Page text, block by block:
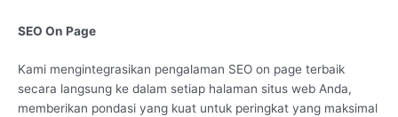
SEO On Page
Kami mengintegrasikan pengalaman SEO on page terbaik
secara langsung ke dalam setiap halaman situs web Anda,
memberikan pondasi yang kuat untuk peringkat yang maksimal